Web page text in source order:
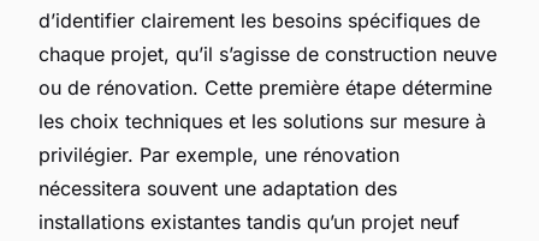
d’identifier clairement les besoins spécifiques de
chaque projet, qu’il s’agisse de construction neuve
ou de rénovation. Cette première étape détermine
les choix techniques et les solutions sur mesure à
privilégier. Par exemple, une rénovation
nécessitera souvent une adaptation des
installations existantes tandis qu’un projet neuf